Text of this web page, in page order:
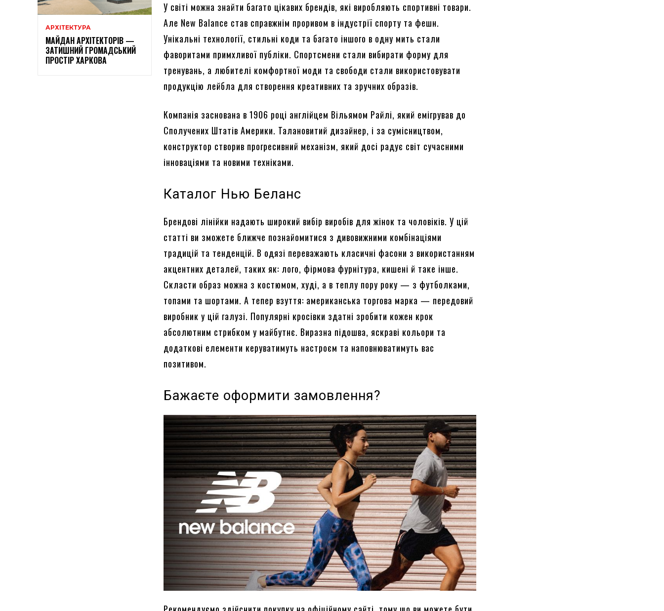
АРХІТЕКТУРА
МАЙДАН АРХІТЕКТОРІВ —
ЗАТИШНИЙ ГРОМАДСЬКИЙ
ПРОСТІР ХАРКОВА
У світі можна знайти багато цікавих брендів, які виробляють спортивні товари.
Але New Balance став справжнім проривом в індустрії спорту та фешн.
Унікальні технології, стильні коди та багато іншого в одну мить стали
фаворитами примхливої публіки. Спортсмени стали вибирати форму для
тренувань, а любителі комфортної моди та свободи стали використовувати
продукцію лейбла для створення креативних та зручних образів.
Компанія заснована в 1906 році англійцем Вільямом Райлі, який емігрував до
Сполучених Штатів Америки. Талановитий дизайнер, і за сумісництвом,
конструктор створив прогресивний механізм, який досі радує світ сучасними
інноваціями та новими техніками.
Каталог Нью Беланс
Брендові лінійки надають широкий вибір виробів для жінок та чоловіків. У цій
статті ви зможете ближче познайомитися з дивовижними комбінаціями
традицій та тенденцій. В одязі переважають класичні фасони з використанням
акцентних деталей, таких як: лого, фірмова фурнітура, кишені й таке інше.
Скласти образ можна з костюмом, худі, а в теплу пору року — з футболками,
топами та шортами. А тепер взуття: американська торгова марка — передовий
виробник у цій галузі. Популярні кросівки здатні зробити кожен крок
абсолютним стрибком у майбутнє. Виразна підошва, яскраві кольори та
додаткові елементи керуватимуть настроєм та наповнюватимуть вас
позитивом.
Бажаєте оформити замовлення?